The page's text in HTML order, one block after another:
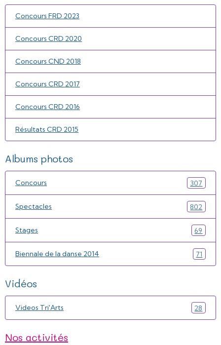
Concours FRD 2023
Concours CRD 2020
Concours CND 2018
Concours CRD 2017
Concours CRD 2016
Résultats CRD 2015
Albums photos
Concours 307
Spectacles 802
Stages 69
Biennale de la danse 2014 71
Vidéos
Videos Tri'Arts 28
Nos activités